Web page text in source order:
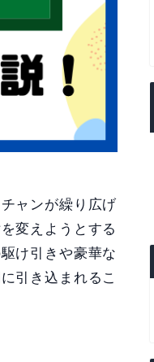
ャンが繰り広げ
変えようとする
け引きや豪華な
引き込まれるこ